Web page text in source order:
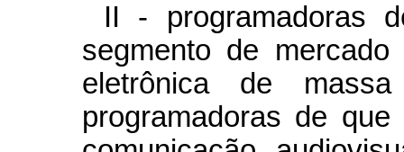
II - programadoras
segmento de
eletrônica de
programadoras de